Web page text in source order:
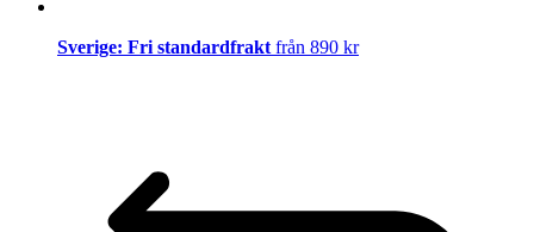
Sverige: Fri standardfraktfrån 890 kr